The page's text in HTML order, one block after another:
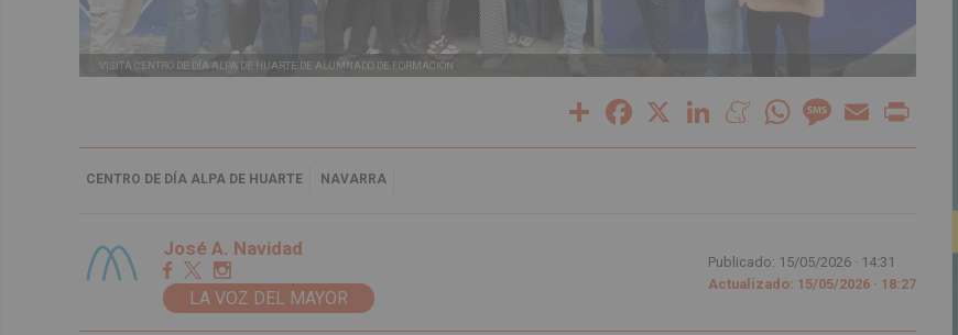
VISITA CENTRO DE DÍA ALPA DE HUARTE DE ALUMNADO DE FORMACIÓN
Share Facebook LinkedInMeneameWhatsAppMessage
Email
CENTRO DE DÍA ALPA DE HUARTE NAVARRA
José A. Navidad
LA VOZ DEL MAYOR
Publicado: 15/05/2026 · 14:31
Actualizado: 15/05/2026 · 18:27